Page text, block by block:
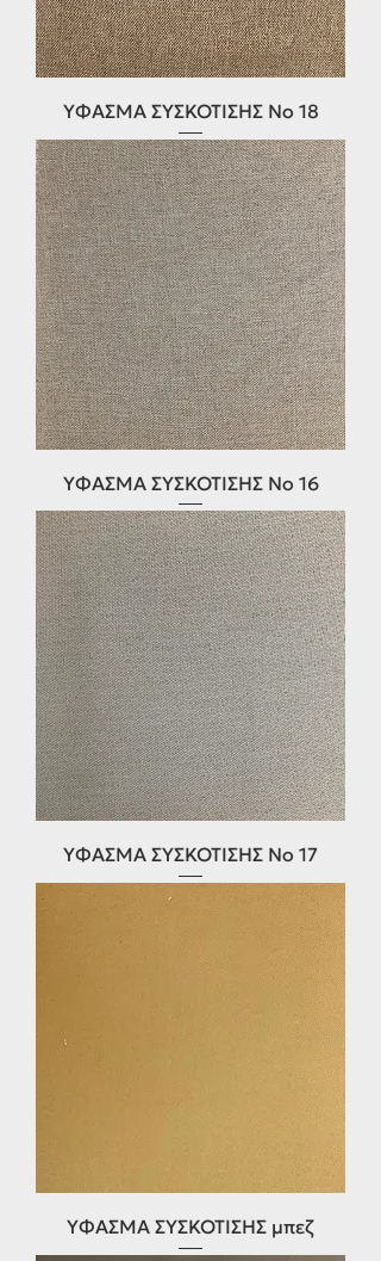
ΥΦΑΣΜΑ ΣΥΣΚΌΤΙΣΗΣ Νο 18
ΥΦΑΣΜΑ ΣΥΣΚΌΤΙΣΗΣ Νο 16
ΥΦΑΣΜΑ ΣΥΣΚΌΤΙΣΗΣ Νο 17
ΥΦΑΣΜΑ ΣΥΣΚΟΤΙΣΗΣ μπεζ